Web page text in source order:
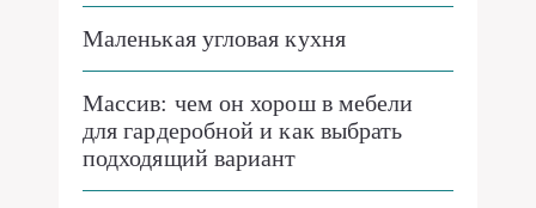
Маленькая угловая кухня
Массив: чем он хорош в мебели
для гардеробной и как выбрать
подходящий вариант